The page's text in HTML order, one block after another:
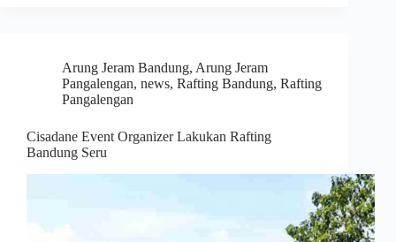
Arung Jeram Bandung, Arung Jeram
Pangalengan, news, Rafting Bandung, Rafting
Pangalengan
Cisadane Event Organizer Lakukan Rafting
Bandung Seru